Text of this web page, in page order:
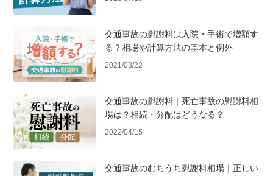
交通事故の慰謝料は入院・手術で増額す
る？相場や計算方法の基本と例外
2021/03/22
交通事故の慰謝料｜死亡事故の慰謝料相
場は？相続・分配はどうなる？
2022/04/15
交通事故のむちうち慰謝料相場｜正しい